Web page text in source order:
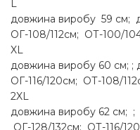
L
довжина виробу 59 см;
ОГ-108/112см; ОТ-100/
XL
довжина виробу 60 см; ;
ОГ-116/120см; ОТ-108/
2XL
довжина виробу 62 см;
ОГ-128/132см; ОТ-116/